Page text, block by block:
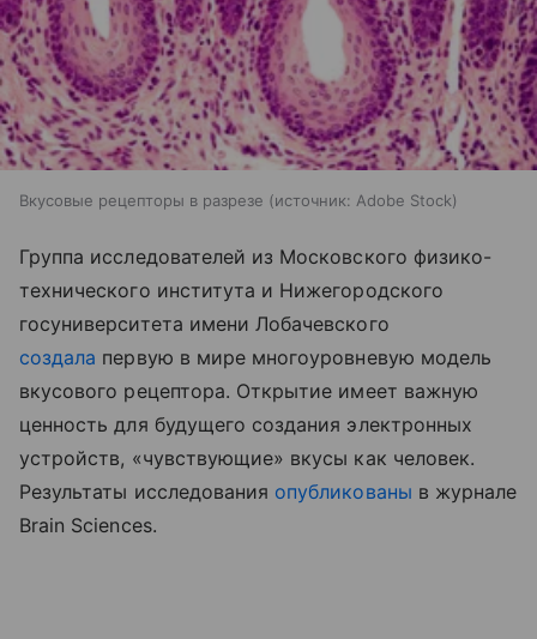
Вкусовые рецепторы в разрезе источник: Adobe Stock
Группа исследователей из Московского физико-
технического института и Нижегородского
госуниверситета имени Лобачевского
создала первую в мире многоуровневую модель
вкусового рецептора. Открытие имеет важную
ценность для будущего создания электронных
устройств, «чувствующие» вкусы как человек.
Результаты исследования опубликованы в журнале
Brain Sciences.